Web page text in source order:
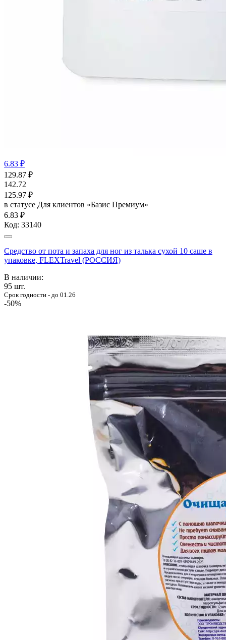
6.83 ₽
129.87 ₽
142.72
125.97 ₽
в статусе Для клиентов «Базис Премиум»
6.83 ₽
Код: 33140
Cредство от пота и запаха для ног из талька сухой 10 саше в
упаковке, FLEXTravel (РОССИЯ)
В наличии:
95 шт.
Срок годности - до 01.26
-50%